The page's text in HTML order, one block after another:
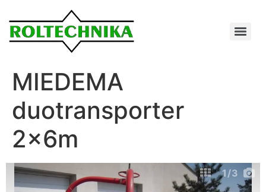
MIEDEMA
duotransporter
2x6m
1 /3